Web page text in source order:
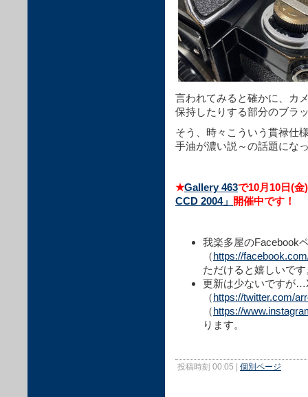
言われてみると確かに、カ
保持したりする部分のブラ
そう、時々こういう貫禄仕
手油が濃い説～の話題にな
★Gallery 463で10月10日(
CCD 2004」 開催中です！
我楽多屋のFacebook
（https://
ただけると嬉しいです
更新は少ないですが
（https://twitter.com/
（https://
ります。
投稿時刻 00:05 | 個別ページ